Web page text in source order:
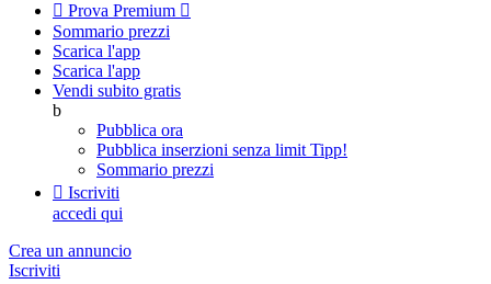
 Prova Premium 
Sommario prezzi
Scarica l'app
Scarica l'app
Vendi subito gratis
b
Pubblica ora
Pubblica inserzioni senza limit Tipp!
Sommario prezzi
 Iscriviti
accedi qui
Crea un annuncio
Iscriviti